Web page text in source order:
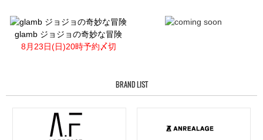
glamb ジョジョの奇妙な冒険
8月23日(日)20時予約〆切
BRAND LIST